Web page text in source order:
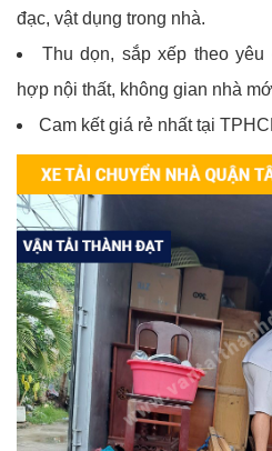
đạc, vật dụng trong nhà.
Thu dọn, sắp xếp theo
hợp nội thất, không gian nhà
Cam kết giá rẻ nhất tại